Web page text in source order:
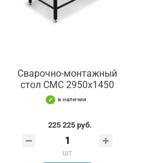
Сварочно-монтажный
стол СМС 2950х1450
в наличии
225 225 руб.
шт